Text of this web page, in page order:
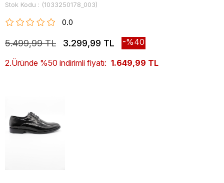
Stok Kodu (1033250178_003)
0.0
5.499,99 TL 3.299,99 TL 40
2.Üründe %50 indirimli fiyatı: 1.649,99 TL